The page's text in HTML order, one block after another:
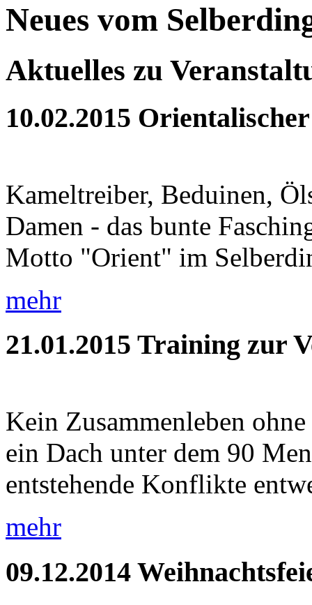
Neues vom
Aktuelles zu
10.02.2015
Kameltreiber, Beduinen,
Damen - das bunte
Motto "Orient" im
mehr
21.01.2015 Training zur
Kein Zusammenleben
ein Dach unter dem 90
entstehende Konflikte
mehr
09.12.2014